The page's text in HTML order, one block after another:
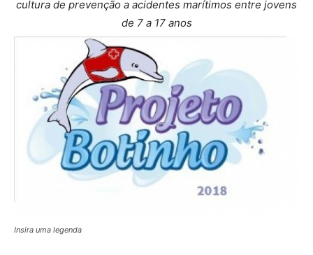
cultura de prevenção a acidentes marítimos entre jovens
de 7 a 17 anos
Insira uma legenda